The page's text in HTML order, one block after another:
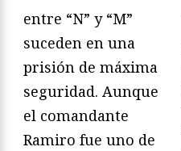
entre “N” y “M”
suceden en una
prisión de máxima
seguridad. Aunque
el comandante
Ramiro fue uno de